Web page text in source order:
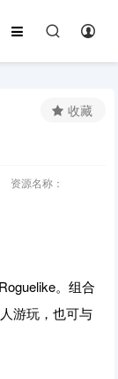
资源名称：
收藏
。组合
游玩，也可与